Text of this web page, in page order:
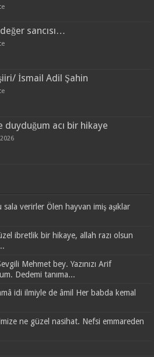
sancısı…
İsmail Adil Şahin
duyduğum acı bir hikaye
verirler Ölen hayvan imiş aşıklar
ibretlik bir hikaye, allah razı olsun
Mehmet bey. Yazınızı Arif
Dedemi tanıma...
idi ilmiyle de âmil Her babda kemal
ne güzel nasihat. Nefsi emmareden